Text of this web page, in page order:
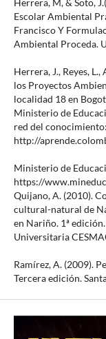
Herrera, M, & Soto,
Escolar Ambiental
Francisco Y
Ambiental Proceda.
Herrera, J., Reyes,
los Proyectos
localidad 18 en
Ministerio de
red del conocimiento:
http://
Ministerio de
https://
Quijano, A. (2010).
cultural-natural de
en Nariño. 1ª
Universitaria
Ramírez, A. (2009).
Tercera edición.